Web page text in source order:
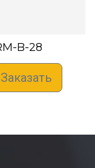
B-28
Заказать